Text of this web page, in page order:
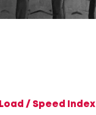
Load / Speed Index